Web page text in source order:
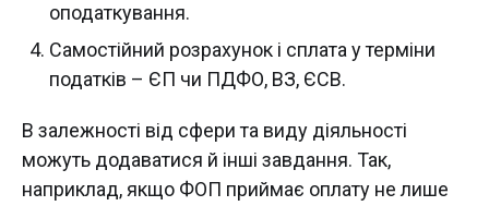
оподаткування.
Самостійний розрахунок і сплата у терміни
податків – ЄП чи ПДФО, ВЗ, ЄСВ.
В залежності від сфери та виду діяльності
можуть додаватися й інші завдання. Так,
наприклад, якщо ФОП приймає оплату не лише